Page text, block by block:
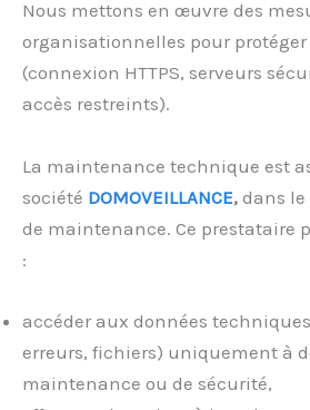
Nous mettons en œuvre des
organisationnelles pour protéger
(connexion HTTPS, serveurs
accès restreints).
La maintenance technique est
société DOMOVEILLANCE, dans le
de maintenance. Ce prestataire
:
accéder aux données
erreurs, fichiers) uniquement à
maintenance ou de sécurité,